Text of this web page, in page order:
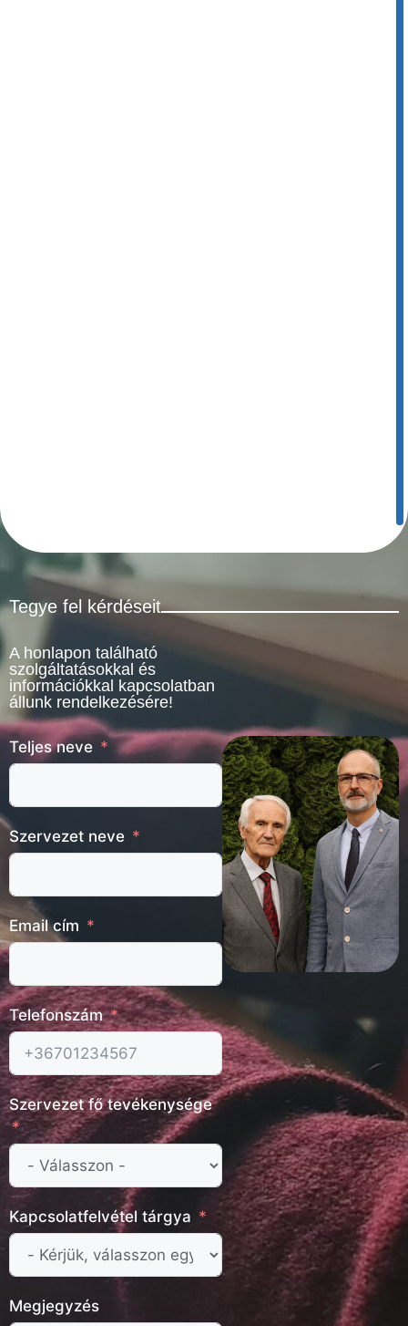
Tegye fel kérdéseit
A honlapon található
szolgáltatásokkal és
információkkal kapcsolatban
állunk rendelkezésére!
Teljes neve
Szervezet neve
Email cím
Telefonszám
Szervezet fő tevékenysége
Kapcsolatfelvétel tárgya
Megjegyzés